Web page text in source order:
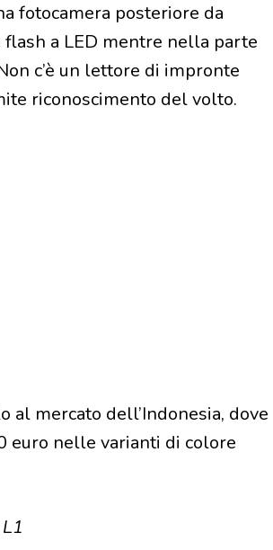
fotocamera posteriore da
flash a LED mentre nella parte
c’è un lettore di impronte
riconoscimento del volto.
al mercato dell’Indonesia, dove
euro nelle varianti di colore